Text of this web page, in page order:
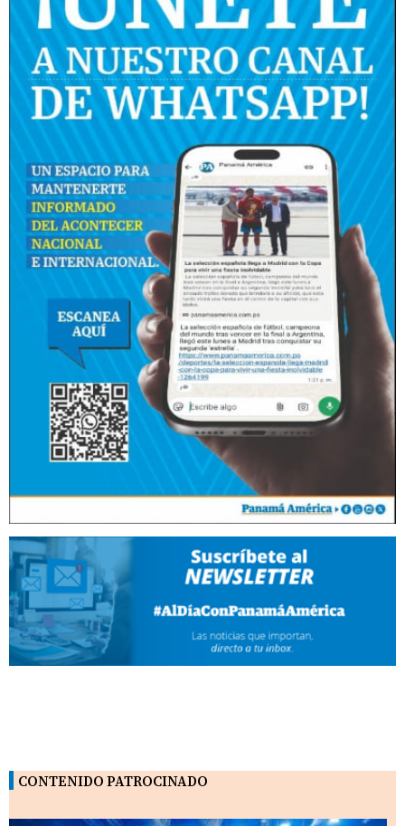
CONTENIDO PATROCINADO